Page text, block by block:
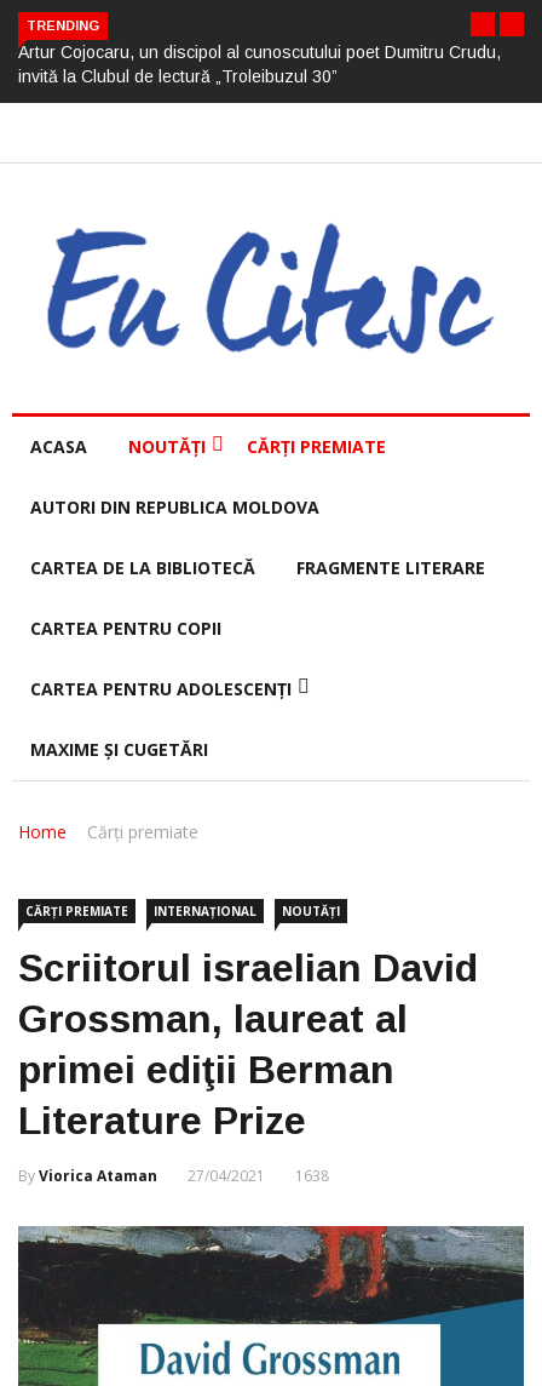
TRENDING
Artur Cojocaru, un discipol al cunoscutului poet Dumitru Crudu,
invită la Clubul de lectură „Troleibuzul 30”
ACASA NOUTĂȚI CĂRȚI PREMIATE
AUTORI DIN REPUBLICA MOLDOVA
CARTEA DE LA BIBLIOTECĂ FRAGMENTE LITERARE
CARTEA PENTRU COPII
CARTEA PENTRU ADOLESCENȚI
MAXIME ȘI CUGETĂRI
Home Cărți premiate
CĂRȚI PREMIATE INTERNAȚIONAL NOUTĂȚI
Scriitorul israelian David
Grossman, laureat al
primei ediţii Berman
Literature Prize
ByViorica Ataman 27/04/2021 1638